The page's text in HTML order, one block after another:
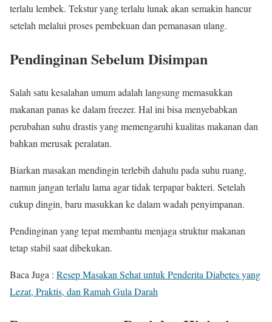
terlalu lembek. Tekstur yang terlalu lunak akan semakin hancur
setelah melalui proses pembekuan dan pemanasan ulang.
Pendinginan Sebelum Disimpan
Salah satu kesalahan umum adalah langsung memasukkan
makanan panas ke dalam freezer. Hal ini bisa menyebabkan
perubahan suhu drastis yang memengaruhi kualitas makanan dan
bahkan merusak peralatan.
Biarkan masakan mendingin terlebih dahulu pada suhu ruang,
namun jangan terlalu lama agar tidak terpapar bakteri. Setelah
cukup dingin, baru masukkan ke dalam wadah penyimpanan.
Pendinginan yang tepat membantu menjaga struktur makanan
tetap stabil saat dibekukan.
Baca Juga : Resep Masakan Sehat untuk Penderita Diabetes yang
Lezat, Praktis, dan Ramah Gula Darah